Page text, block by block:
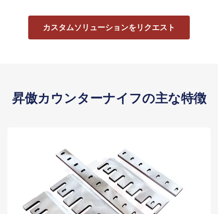
カスタムソリューションをリクエスト
昇傲カウンターナイフの主な特徴